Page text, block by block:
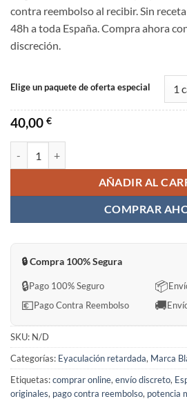
40,00
hasta
contra reembolso al recibir. Sin
48h a toda España. Compra ahora
discreción.
Elige un paquete de oferta especial
40,00 €
AÑADIR AL
COMPRAR
🔒 Compra 100% Segura
🔒Pago 100% Seguro 📦
💶Pago Contra Reembolso 🚚
SKU: N/D
Categorías: Eyaculación retardada, Marca
Etiquetas:comprar online, envío discreto,
originales, pago contra reembolso, potencia